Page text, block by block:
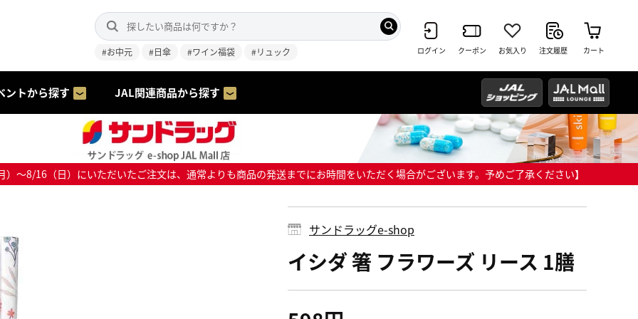
#お中元 #日傘 #ワイン福袋 #リュック ログイン クーポン お気入り 注文履歴 カート
ントから探す JAL関連商品から探す
～8/16（日）にいただいたご注文は、通常よりも商品の発送までにお時間をいただく場合がございます。予めご了承ください】
サンドラッグe-shop
イシダ 箸 フラワーズ リース 1膳